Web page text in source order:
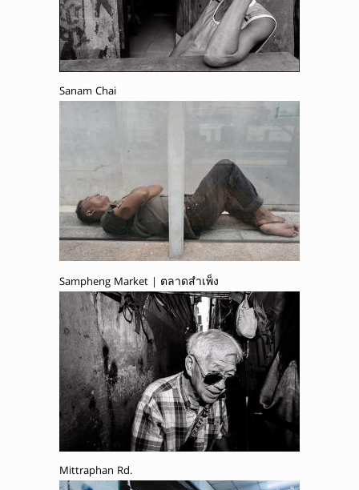
Sanam Chai
Sampheng Market | ตลาดสำเพ็ง
Mittraphan Rd.